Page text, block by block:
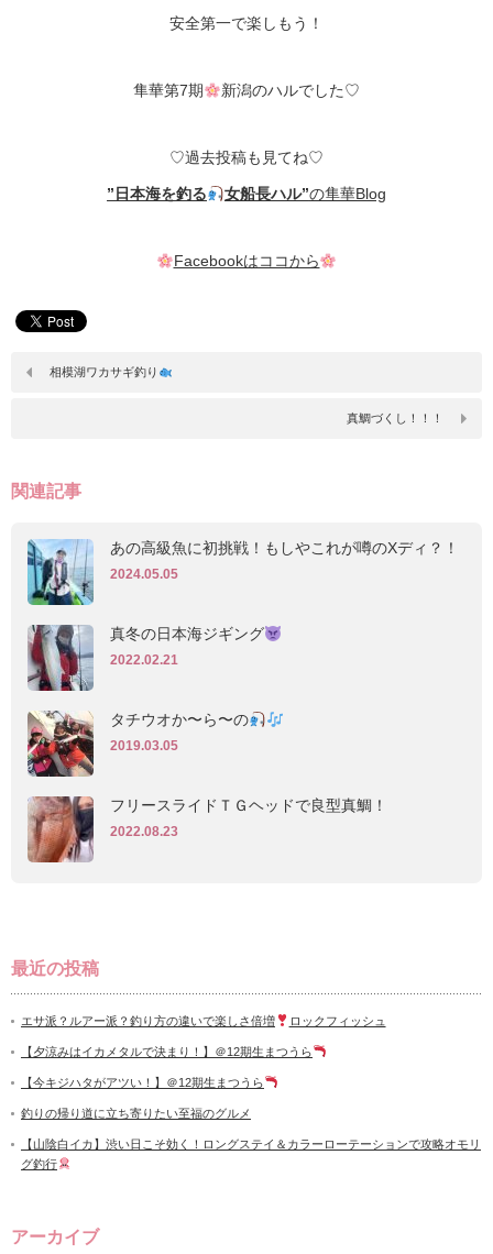
安全第一で楽しもう！
隼華第7期 新潟のハルでした♡
♡過去投稿も見てね♡
”日本海を釣る 女船長ハル”の隼華Blog
Facebookはココから
相模湖ワカサギ釣り
真鯛づくし！！！
関連記事
あの高級魚に初挑戦！もしやこれが噂のXディ？！
2024.05.05
真冬の日本海ジギング
2022.02.21
タチウオか〜ら〜の
2019.03.05
フリースライドＴＧヘッドで良型真鯛！
2022.08.23
最近の投稿
エサ派？ルアー派？釣り方の違いで楽しさ倍増 ロックフィッシュ
【夕涼みはイカメタルで決まり！】＠12期生まつうら
【今キジハタがアツい！】＠12期生まつうら
釣りの帰り道に立ち寄りたい至福のグルメ
【山陰白イカ】渋い日こそ効く！ロングステイ＆カラーローテーションで攻略オモリ
グ釣行
アーカイブ